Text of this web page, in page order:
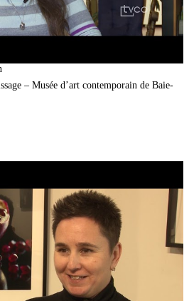
– Musée d’art contemporain de Baie-